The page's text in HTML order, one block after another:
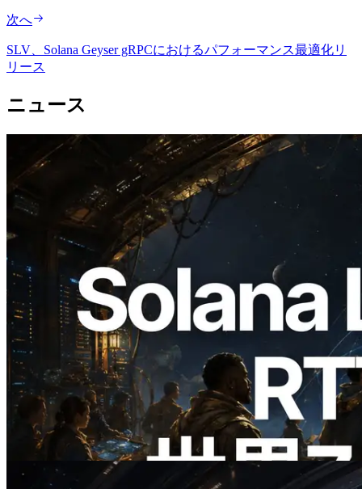
次へ
SLV、Solana Geyser gRPCにおけるパフォーマンス最適化リ
リース
ニュース
2026.08.05
ERPC、Solana Leader Slot APIを世界7
リージョンのping計測に拡張—
Validators Information APIも公開
この記事を読む